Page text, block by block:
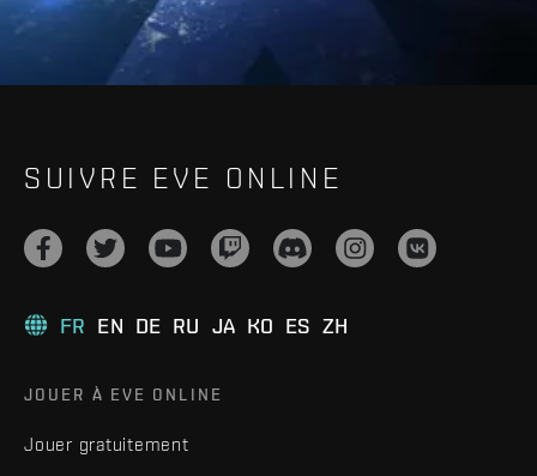
SUIVRE EVE ONLINE
FR EN DE RU JA KO ES ZH
JOUER À EVE ONLINE
Jouer gratuitement